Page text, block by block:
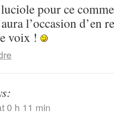
pour ce
l’occasion d’en
voix !
0 h 11 min